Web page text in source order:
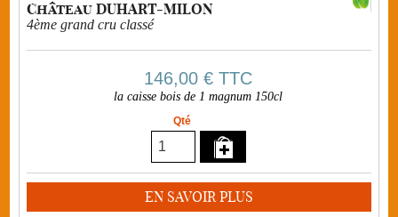
Château DUHART-MILON
4ème grand cru classé
146,00 € TTC
la caisse bois de 1 magnum 150cl
Qté
EN SAVOIR PLUS